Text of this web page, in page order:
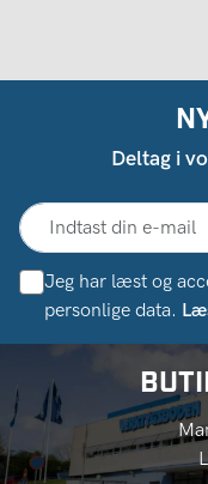
Deltag i
Jeg har læst og
personlige data.